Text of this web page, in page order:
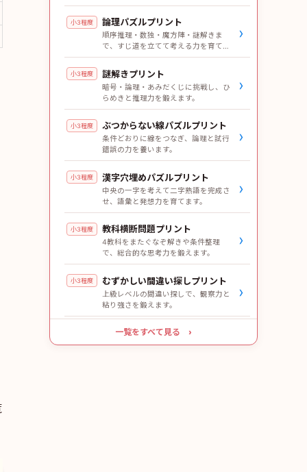
小3程度 論理パズルプリント
順序推理・数独・魔方陣・謎解きま
で、すじ道を立てて考える力を育てま
す。
›
小3程度 謎解きプリント
暗号・論理・あみだくじに挑戦し、ひ
らめきと推理力を鍛えます。
›
小3程度 ぶつからない線パズルプリント
条件どおりに線をつなぎ、論理と試行
錯誤の力を養います。
›
小3程度 漢字穴埋めパズルプリント
中央の一字を考えて二字熟語を完成さ
せ、語彙と発想力を育てます。
›
小3程度 教科横断問題プリント
4教科をまたぐなぞ解きや条件整理
で、総合的な思考力を鍛えます。
›
小3程度 むずかしい間違い探しプリント
上級レベルの間違い探しで、観察力と
粘り強さを鍛えます。
›
一覧をすべて見る ›